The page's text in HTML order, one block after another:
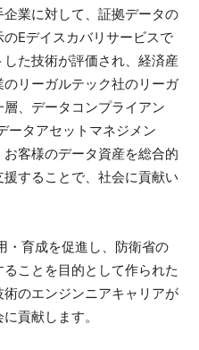
業に対して、証拠データの
Eデイスカバリサービスで
た技術が評価され、経済産
リーガルテック社のリーガ
、データコンプライアン
ータアセットマネジメン
客様のデータ資産を総合的
することで、社会に貢献い
・育成を促進し、防衛省の
ことを目的として作られた
のエンジンニアキャリアが
貢献します。